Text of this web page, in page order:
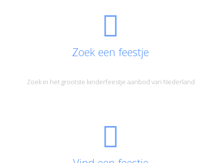
Zoek een feestje
Zoek in het grootste kinderfeestje aanbod van Nederland